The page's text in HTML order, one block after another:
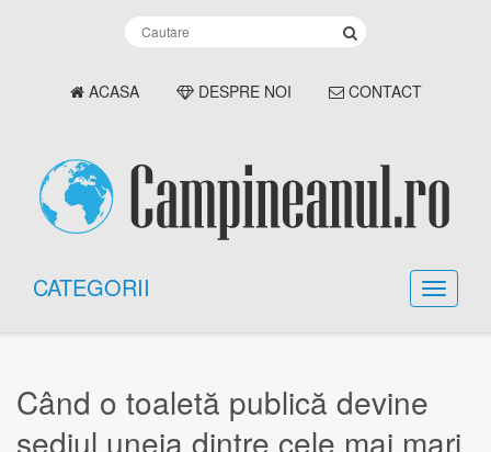
ACASA DESPRE NOI CONTACT
CATEGORII
Când o toaletă publică devine
sediul uneia dintre cele mai mari